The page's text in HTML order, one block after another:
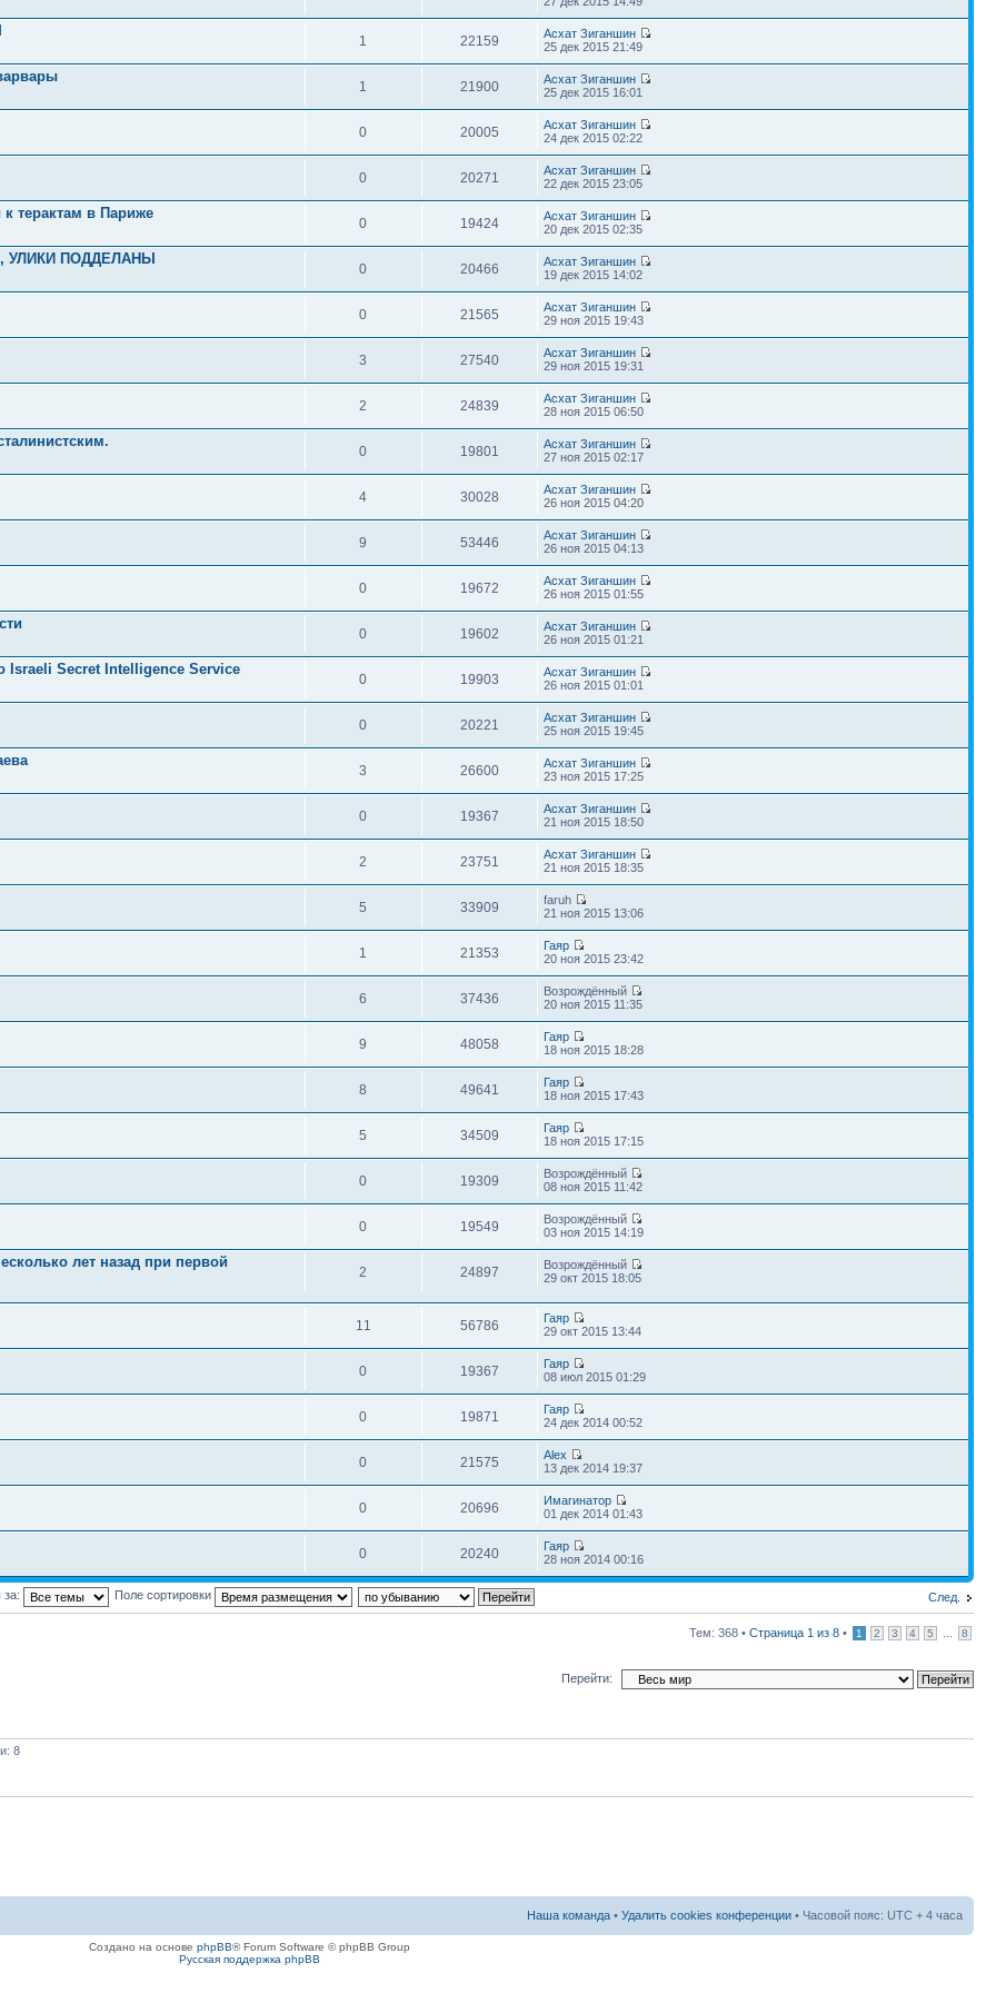
1 22159
Асхат Зиганшин
25 дек 2015 21:49
1 21900
Асхат Зиганшин
25 дек 2015 16:01
0 20005
Асхат Зиганшин
24 дек 2015 02:22
0 20271
Асхат Зиганшин
22 дек 2015 23:05
терактам в Париже
0 19424
Асхат Зиганшин
20 дек 2015 02:35
УЛИКИ ПОДДЕЛАНЫ
0 20466
Асхат Зиганшин
19 дек 2015 14:02
0 21565
Асхат Зиганшин
29 ноя 2015 19:43
3 27540
Асхат Зиганшин
29 ноя 2015 19:31
2 24839
Асхат Зиганшин
28 ноя 2015 06:50
0 19801
Асхат Зиганшин
27 ноя 2015 02:17
4 30028
Асхат Зиганшин
26 ноя 2015 04:20
9 53446
Асхат Зиганшин
26 ноя 2015 04:13
0 19672
Асхат Зиганшин
26 ноя 2015 01:55
0 19602
Асхат Зиганшин
26 ноя 2015 01:21
Secret Intelligence Service
0 19903
Асхат Зиганшин
26 ноя 2015 01:01
0 20221
Асхат Зиганшин
25 ноя 2015 19:45
3 26600
Асхат Зиганшин
23 ноя 2015 17:25
0 19367
Асхат Зиганшин
21 ноя 2015 18:50
2 23751
Асхат Зиганшин
21 ноя 2015 18:35
5 33909
faruh
21 ноя 2015 13:06
1 21353
Гаяр
20 ноя 2015 23:42
6 37436
Возрождённый
20 ноя 2015 11:35
9 48058
Гаяр
18 ноя 2015 18:28
8 49641
Гаяр
18 ноя 2015 17:43
5 34509
Гаяр
18 ноя 2015 17:15
0 19309
Возрождённый
08 ноя 2015 11:42
0 19549
Возрождённый
03 ноя 2015 14:19
лет назад при первой
2 24897
Возрождённый
29 окт 2015 18:05
11 56786
Гаяр
29 окт 2015 13:44
0 19367
Гаяр
08 июл 2015 01:29
0 19871
Гаяр
24 дек 2014 00:52
0 21575
Alex
13 дек 2014 19:37
0 20696
Имагинатор
01 дек 2014 01:43
0 20240
Гаяр
28 ноя 2014 00:16
След.
за: Поле сортировки
Тем: 368 • Страница 1 из 8 • 1 2 3 4 5 8
Перейти:
8
Наша команда • Удалить cookies конференции • Часовой пояс: UTC + 4 часа
Создано на основе phpBB® Forum Software © phpBB Group
Русская поддержка phpBB